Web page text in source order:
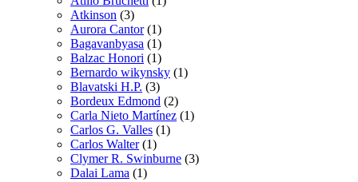
Atkinson (3)
Aurora Cantor (1)
Bagavanbyasa (1)
Balzac Honori (1)
Bernardo wikynsky (1)
Blavatski H.P. (3)
Bordeux Edmond (2)
Carla Nieto Martínez (1)
Carlos G. Valles (1)
Carlos Walter (1)
Clymer R. Swinburne (3)
Dalai Lama (1)